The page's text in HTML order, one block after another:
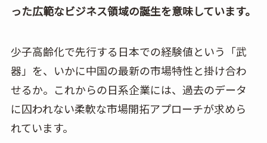
った広範なビジネス領域の誕生を意味しています。
少子高齢化で先行する日本での経験値という「武
器」を、いかに中国の最新の市場特性と掛け合わ
せるか。これからの日系企業には、過去のデータ
に囚われない柔軟な市場開拓アプローチが求めら
れています。